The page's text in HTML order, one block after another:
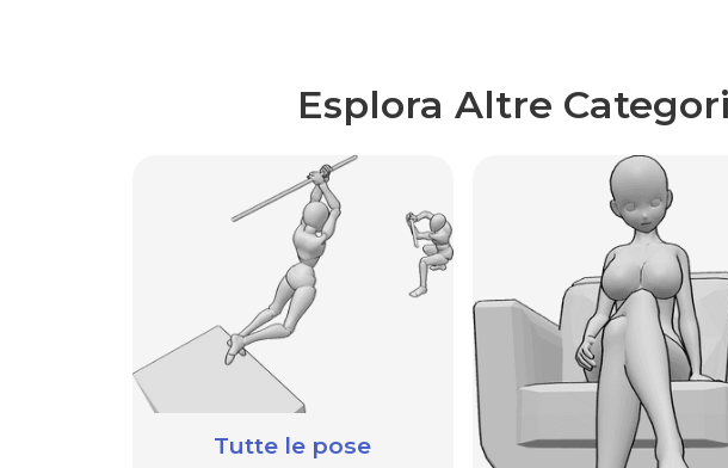
Esplora Altre
Tutte le pose